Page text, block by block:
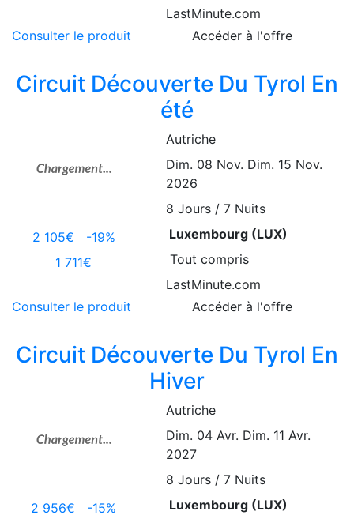
LastMinute.com
Consulter le produit
Accéder à l'offre
Circuit Découverte Du Tyrol En
été
2 105€ -19%
1 711€
Autriche
Dim. 08 Nov. Dim. 15 Nov.
2026
8 Jours / 7 Nuits
Luxembourg (LUX)
Tout compris
LastMinute.com
Consulter le produit
Accéder à l'offre
Circuit Découverte Du Tyrol En
Hiver
2 956€ -15%
Autriche
Dim. 04 Avr. Dim. 11 Avr.
2027
8 Jours / 7 Nuits
Luxembourg (LUX)